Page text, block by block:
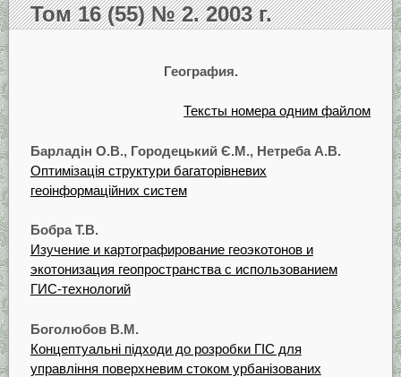
Том 16 (55) № 2. 2003 г.
География.
Тексты номера одним файлом
Барладін О.В., Городецький Є.М., Нетреба А.В.
Оптимізація структури багаторівневих
геоінформаційних систем
Бобра Т.В.
Изучение и картографирование геоэкотонов и
экотонизация геопространства с использованием
ГИС-технологий
Боголюбов В.М.
Концептуальні підходи до розробки ГІС для
управління поверхневим стоком урбанізованих